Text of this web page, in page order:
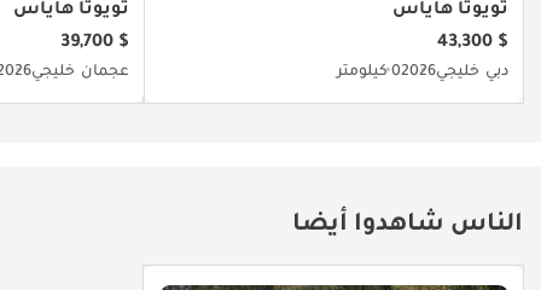
تويوتا هاياس
$ 43,300
دبي خليجي20260 كيلومتر
تويوتا هاياس
$ 39,700
عجمان خليجي
الناس شاهدوا أيضا